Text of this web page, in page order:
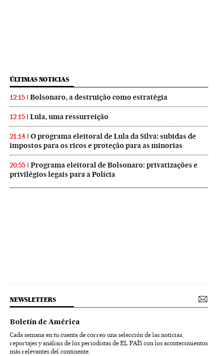
ÚLTIMAS NOTICIAS
12:15 Bolsonaro, a destruição como estratégia
12:15 Lula, uma ressurreição
21:14
O programa eleitoral de Lula da Silva: subidas de
impostos para os ricos e proteção para as minorias
20:55
Programa eleitoral de Bolsonaro: privatizações e
privilégios legais para a Polícia
NEWSLETTERS
Boletín de América
Cada semana en tu cuenta de correo una selección de las noticias,
reportajes y análisis de los periodistas de EL PAÍS con los acontecimientos
más relevantes del continente.